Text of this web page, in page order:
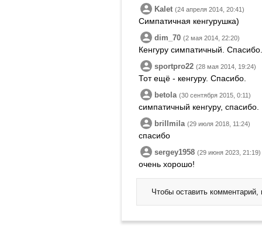
Kalet (24 апреля 2014, 20:41)
Симпатичная кенгурушка)
dim_70 (2 мая 2014, 22:20)
Кенгуру симпатичный. Спасибо.
sportpro22 (28 мая 2014, 19:24)
Тот ещё - кенгуру. Спасибо.
betola (30 сентября 2015, 0:11)
симпатичный кенгуру, спасибо.
brillmila (29 июля 2018, 11:24)
спасибо
sergey1958 (29 июня 2023, 21:19)
очень хорошо!
Чтобы оставить